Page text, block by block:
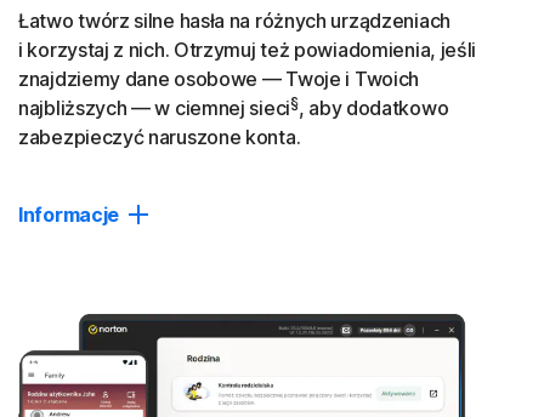
Zamknij
Łatwo twórz silne hasła na różnych urządzeniach
i korzystaj z nich. Otrzymuj też powiadomienia, jeśli
znajdziemy dane osobowe — Twoje i Twoich
najbliższych — w ciemnej sieci§, aby dodatkowo
zabezpieczyć naruszone konta.
Informacje
osobowe w ukrytych witrynach używanych przez złodziei
tożsamości, i podejmuj szybkie działania, aby
zabezpieczyć swoje konta i nie pozwolić na ich
przejęcie§.